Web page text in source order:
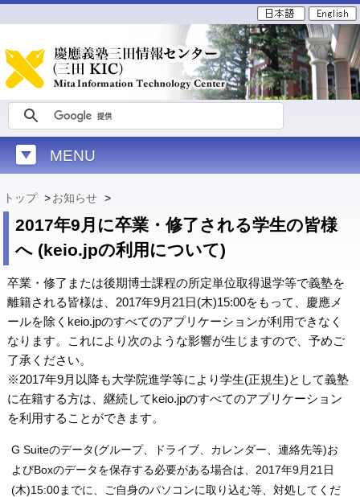
MENU
トップ >お知らせ >
2017年9月に卒業・修了される学生の皆様
へ (keio.jpの利用について)
卒業・修了または後期博士課程の所定単位取得退学等で義塾を
離籍される皆様は、2017年9月21日(木)15:00をもって、慶應メ
ールを除くkeio.jpのすべてのアプリケーションが利用できなく
なります。これにより次のような影響が生じますので、予めご
了承ください。
※2017年9月以降も大学院進学等により学生(正規生)として義塾
に在籍する方は、継続してkeio.jpのすべてのアプリケーション
を利用することができます。
G Suiteのデータ(グループ、ドライブ、カレンダー、連絡先等)お
よびBoxのデータを保存する必要がある場合は、2017年9月21日
(木)15:00までに、ご自身のパソコンに取り込む等、対処してくだ